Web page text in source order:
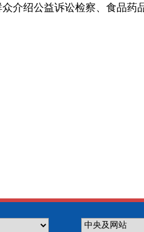
介绍公益诉讼检察、食品药